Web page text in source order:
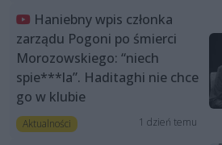
Haniebny wpis członka
zarządu Pogoni po śmierci
Morozowskiego: “niech
spie***la”. Haditaghi nie chce
go w klubie
Aktualności 1 dzień temu